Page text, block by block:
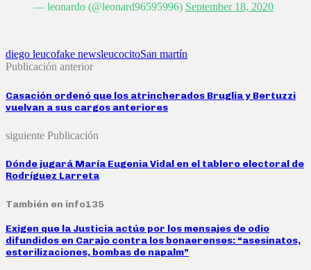
— leonardo (@leonard96595996) September 18, 2020
diego leucofake newsleucocitoSan martín
Publicación anterior
Casación ordenó que los atrincherados Bruglia y Bertuzzi
vuelvan a sus cargos anteriores
siguiente Publicación
Dónde jugará María Eugenia Vidal en el tablero electoral de
Rodríguez Larreta
También en info135
Exigen que la Justicia actúe por los mensajes de odio
difundidos en Carajo contra los bonaerenses: “asesinatos,
esterilizaciones, bombas de napalm”